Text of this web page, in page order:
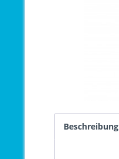
Beschreibung